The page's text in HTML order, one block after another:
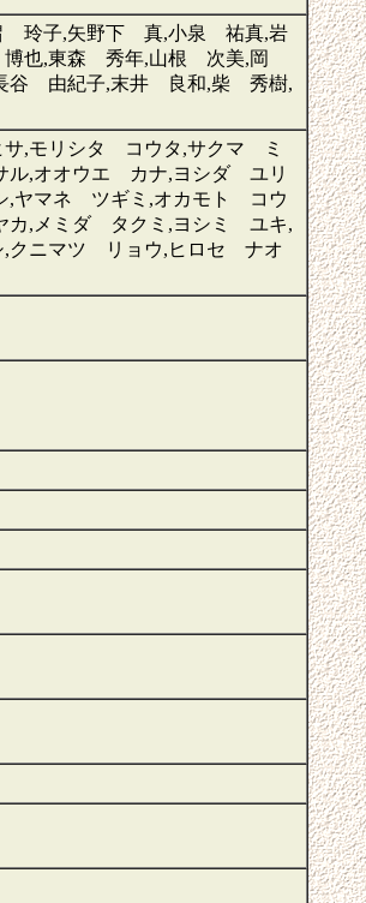
玲子,矢野下 真,小泉 祐真,岩
也,東森 秀年,山根 次美,岡
谷 由紀子,末井 良和,柴 秀樹,
,モリシタ コウタ,サクマ ミ
,オオウエ カナ,ヨシダ ユリ
,ヤマネ ツギミ,オカモト コウ
カ,メミダ タクミ,ヨシミ ユキ,
クニマツ リョウ,ヒロセ ナオ